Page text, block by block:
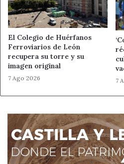
del Estado, bomberos o
Además de los anteriores, se
frente a la gripe a:
Población infantil entre 6
es una novedad en el
entre 24 y 59 meses
intranasal.
Personal de centros
enseñanza.
El Colegio de Huérfanos
Ferroviarios de León
recupera su torre y su
imagen original
7 Ago 2026 7